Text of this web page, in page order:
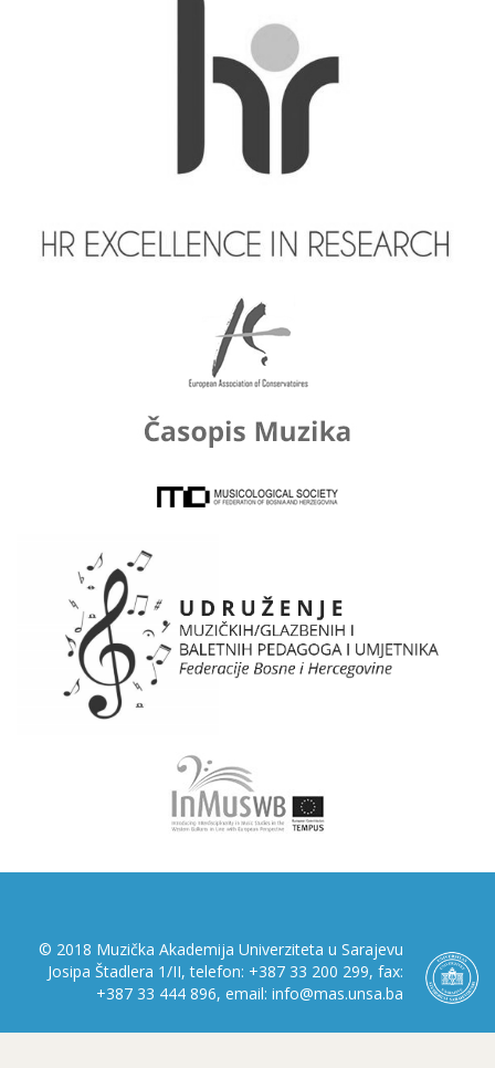
© 2018 Muzička Akademija Univerziteta u Sarajevu
Josipa Štadlera 1/II, telefon: +387 33 200 299, fax:
+387 33 444 896, email: info@mas.unsa.ba